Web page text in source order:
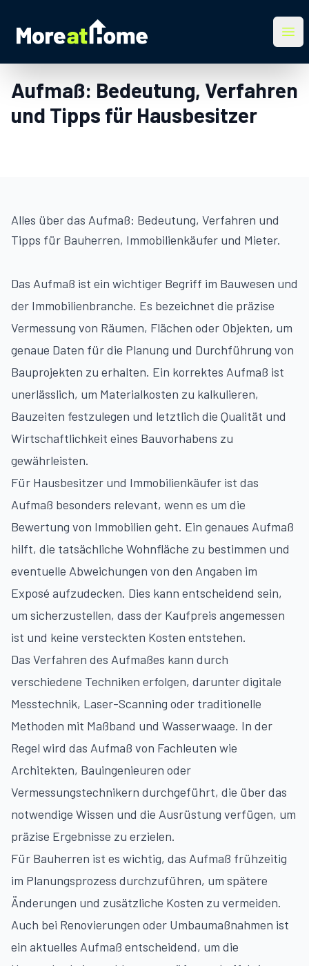
More at Home
Aufmaß: Bedeutung, Verfahren
und Tipps für Hausbesitzer
Alles über das Aufmaß: Bedeutung, Verfahren und
Tipps für Bauherren, Immobilienkäufer und Mieter.
Das Aufmaß ist ein wichtiger Begriff im Bauwesen und
der Immobilienbranche. Es bezeichnet die präzise
Vermessung von Räumen, Flächen oder Objekten, um
genaue Daten für die Planung und Durchführung von
Bauprojekten zu erhalten. Ein korrektes Aufmaß ist
unerlässlich, um Materialkosten zu kalkulieren,
Bauzeiten festzulegen und letztlich die Qualität und
Wirtschaftlichkeit eines Bauvorhabens zu
gewährleisten.
Für Hausbesitzer und Immobilienkäufer ist das
Aufmaß besonders relevant, wenn es um die
Bewertung von Immobilien geht. Ein genaues Aufmaß
hilft, die tatsächliche Wohnfläche zu bestimmen und
eventuelle Abweichungen von den Angaben im
Exposé aufzudecken. Dies kann entscheidend sein,
um sicherzustellen, dass der Kaufpreis angemessen
ist und keine versteckten Kosten entstehen.
Das Verfahren des Aufmaßes kann durch
verschiedene Techniken erfolgen, darunter digitale
Messtechnik, Laser-Scanning oder traditionelle
Methoden mit Maßband und Wasserwaage. In der
Regel wird das Aufmaß von Fachleuten wie
Architekten, Bauingenieuren oder
Vermessungstechnikern durchgeführt, die über das
notwendige Wissen und die Ausrüstung verfügen, um
präzise Ergebnisse zu erzielen.
Für Bauherren ist es wichtig, das Aufmaß frühzeitig
im Planungsprozess durchzuführen, um spätere
Änderungen und zusätzliche Kosten zu vermeiden.
Auch bei Renovierungen oder Umbaumaßnahmen ist
ein aktuelles Aufmaß entscheidend, um die